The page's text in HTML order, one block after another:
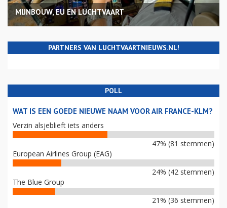
MIJNBOUW, EU EN LUCHTVAART
PARTNERS VAN LUCHTVAARTNIEUWS.NL!
POLL
WAT IS EEN GOEDE NIEUWE NAAM VOOR AIR FRANCE-KLM?
Verzin alsjeblieft iets anders
47% (81 stemmen)
European Airlines Group (EAG)
24% (42 stemmen)
The Blue Group
21% (36 stemmen)